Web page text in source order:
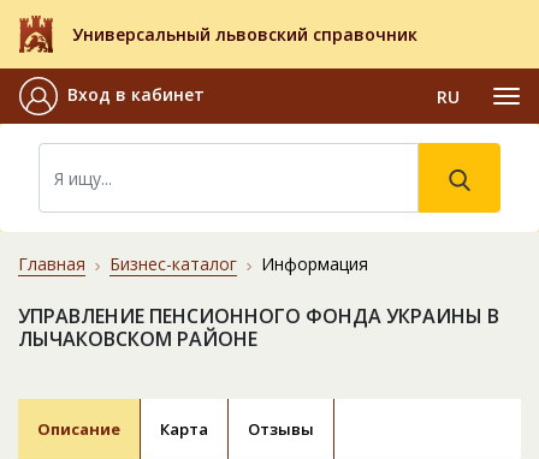
Универсальный львовский справочник
Вход в кабинет RU
Главная Бизнес-каталог Информация
УПРАВЛЕНИЕ ПЕНСИОННОГО ФОНДА УКРАИНЫ В
ЛЫЧАКОВСКОМ РАЙОНЕ
Описание Карта Отзывы